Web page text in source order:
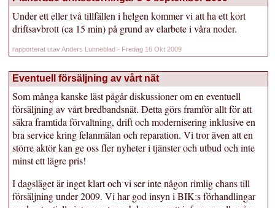
Under ett eller två tillfällen i helgen kommer vi att ha ett kort
driftsavbrott (ca 15 min) på grund av elarbete i våra noder.
rapporterat utav Anders Lunneblad - Fredag 16 Okt 2009
Eventuell försäljning av vårt nät
Som många kanske läst pågår diskussioner om en eventuell
försäljning av vårt bredbandsnät. Detta görs framför allt för att
säkra framtida förvaltning, drift och modernisering inklusive en
bra service kring felanmälan och reparation. Vi tror även att en
större aktör kan ge oss fler nyheter i tjänster och utbud och inte
minst ett lägre pris!
I dagsläget är inget klart och vi ser inte någon rimlig chans till
försäljning under 2009. Vi har god insyn i BIK:s förhandlingar